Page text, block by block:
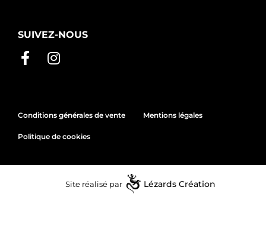
SUIVEZ-NOUS
Conditions générales de vente Mentions légales
Politique de cookies
Site réalisé par Lézards Création